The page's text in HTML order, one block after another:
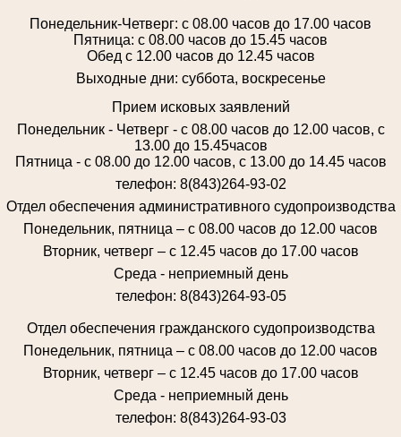
Понедельник-Четверг: с 08.00 часов до 17.00 часов
Пятница: с 08.00 часов до 15.45 часов
Обед с 12.00 часов до 12.45 часов
Выходные дни: суббота, воскресенье
Прием исковых заявлений
Понедельник - Четверг - с 08.00 часов до 12.00 часов, с
13.00 до 15.45часов
Пятница - с 08.00 до 12.00 часов, с 13.00 до 14.45 часов
телефон: 8(843)264-93-02
Отдел обеспечения административного судопроизводства
Понедельник, пятница – с 08.00 часов до 12.00 часов
Вторник, четверг – с 12.45 часов до 17.00 часов
Среда - неприемный день
телефон: 8(843)264-93-05
Отдел обеспечения гражданского судопроизводства
Понедельник, пятница – с 08.00 часов до 12.00 часов
Вторник, четверг – с 12.45 часов до 17.00 часов
Среда - неприемный день
телефон: 8(843)264-93-03